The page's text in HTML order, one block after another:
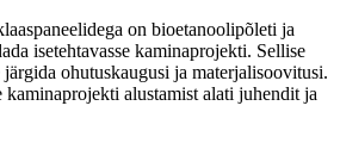
on bioetanoolipõleti ja
isetehtavasse kaminaprojekti. Sellise
ohutuskaugusi ja materjalisoovitusi.
kaminaprojekti alustamist alati juhendit ja